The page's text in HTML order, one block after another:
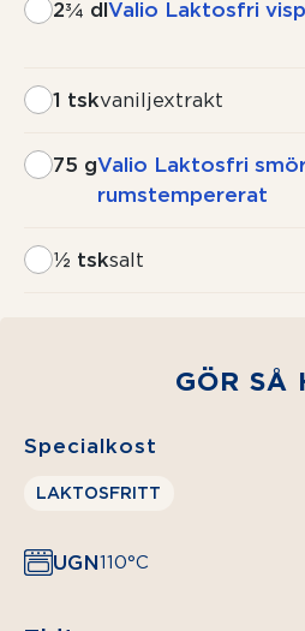
2¾ dlValio Laktosfri
1 tskvaniljextrakt
75 gValio Laktosfri
rumstempererat
½ tsksalt
GÖR SÅ
Specialkost
LAKTOSFRITT
UGN110°C